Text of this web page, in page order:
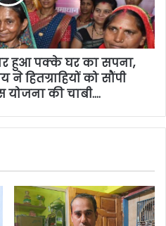
हुआ पक्के घर का सपना,
हितग्राहियों को सौंपी
योजना की चाबी….